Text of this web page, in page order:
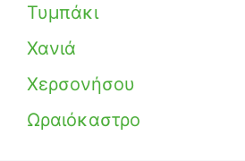
Τυμπάκι
Χανιά
Χερσονήσου
Ωραιόκαστρο